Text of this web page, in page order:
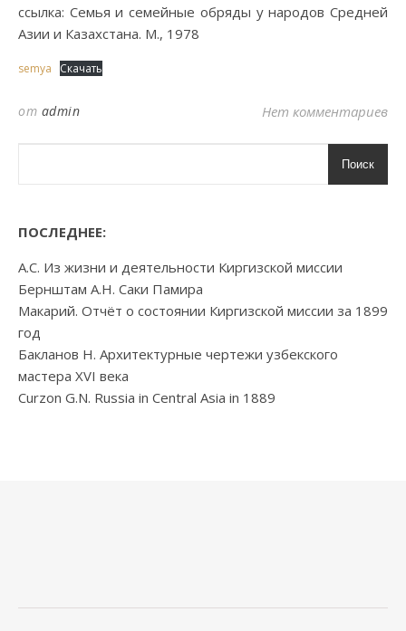
ссылка: Семья и семейные обряды у народов Средней
Азии и Казахстана. М., 1978
semya Скачать
от admin Нет комментариев
Поиск
ПОСЛЕДНЕЕ:
А.С. Из жизни и деятельности Киргизской миссии
Бернштам А.Н. Саки Памира
Макарий. Отчёт о состоянии Киргизской миссии за 1899
год
Бакланов Н. Архитектурные чертежи узбекского
мастера XVI века
Curzon G.N. Russia in Central Asia in 1889